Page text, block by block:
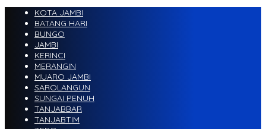
KOTA JAMBI
BATANG HARI
BUNGO
JAMBI
KERINCI
MERANGIN
MUARO JAMBI
SAROLANGUN
SUNGAI PENUH
TANJABBAR
TANJABTIM